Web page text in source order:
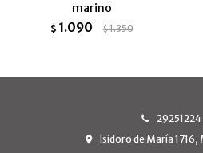
marino
$ 1.090 $1.350
29251224
Isidoro de María